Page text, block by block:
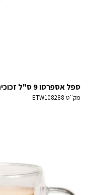
ספל אספרסו 9 ס"ל זכוכית שקוף
מק''ט ETW108288